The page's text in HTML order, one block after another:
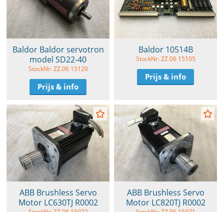
Baldor Baldor servotron
model SD22-40
StockNr: ZZ.06 15120
Prijs & info
Baldor 10514B
StockNr: ZZ.06 15105
Prijs & info
ABB Brushless Servo
Motor LC630TJ R0002
ABB Brushless Servo
Motor LC820TJ R0002